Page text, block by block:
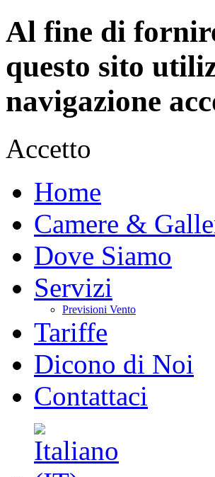
Al fine di
questo sito
navigazione
Accetto
Home
Camere &
Dove Siamo
Servizi
Previsioni Vento
Tariffe
Dicono di Noi
Contattaci